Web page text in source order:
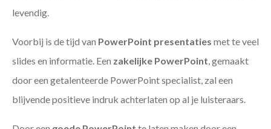
levendig.
Voorbij is de tijd van PowerPoint presentaties met te veel
slides en informatie. Een zakelijke PowerPoint, gemaakt
door een getalenteerde PowerPoint specialist, zal een
blijvende positieve indruk achterlaten op al je luisteraars.